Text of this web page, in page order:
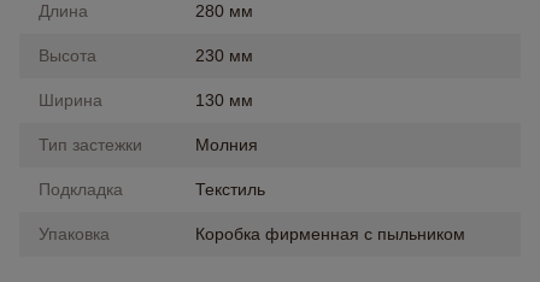
Длина 280 мм
Высота 230 мм
Ширина 130 мм
Тип застежки Молния
Подкладка Текстиль
Упаковка Коробка фирменная с пыльником